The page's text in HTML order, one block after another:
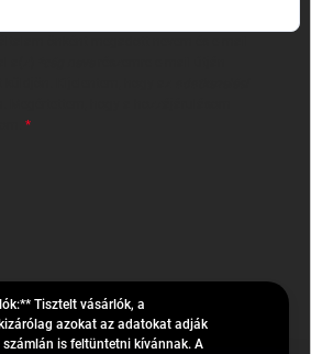
Tisztelt vásárlók, a
azokat az adatokat adják
számlán is feltüntetni kívánnak. A